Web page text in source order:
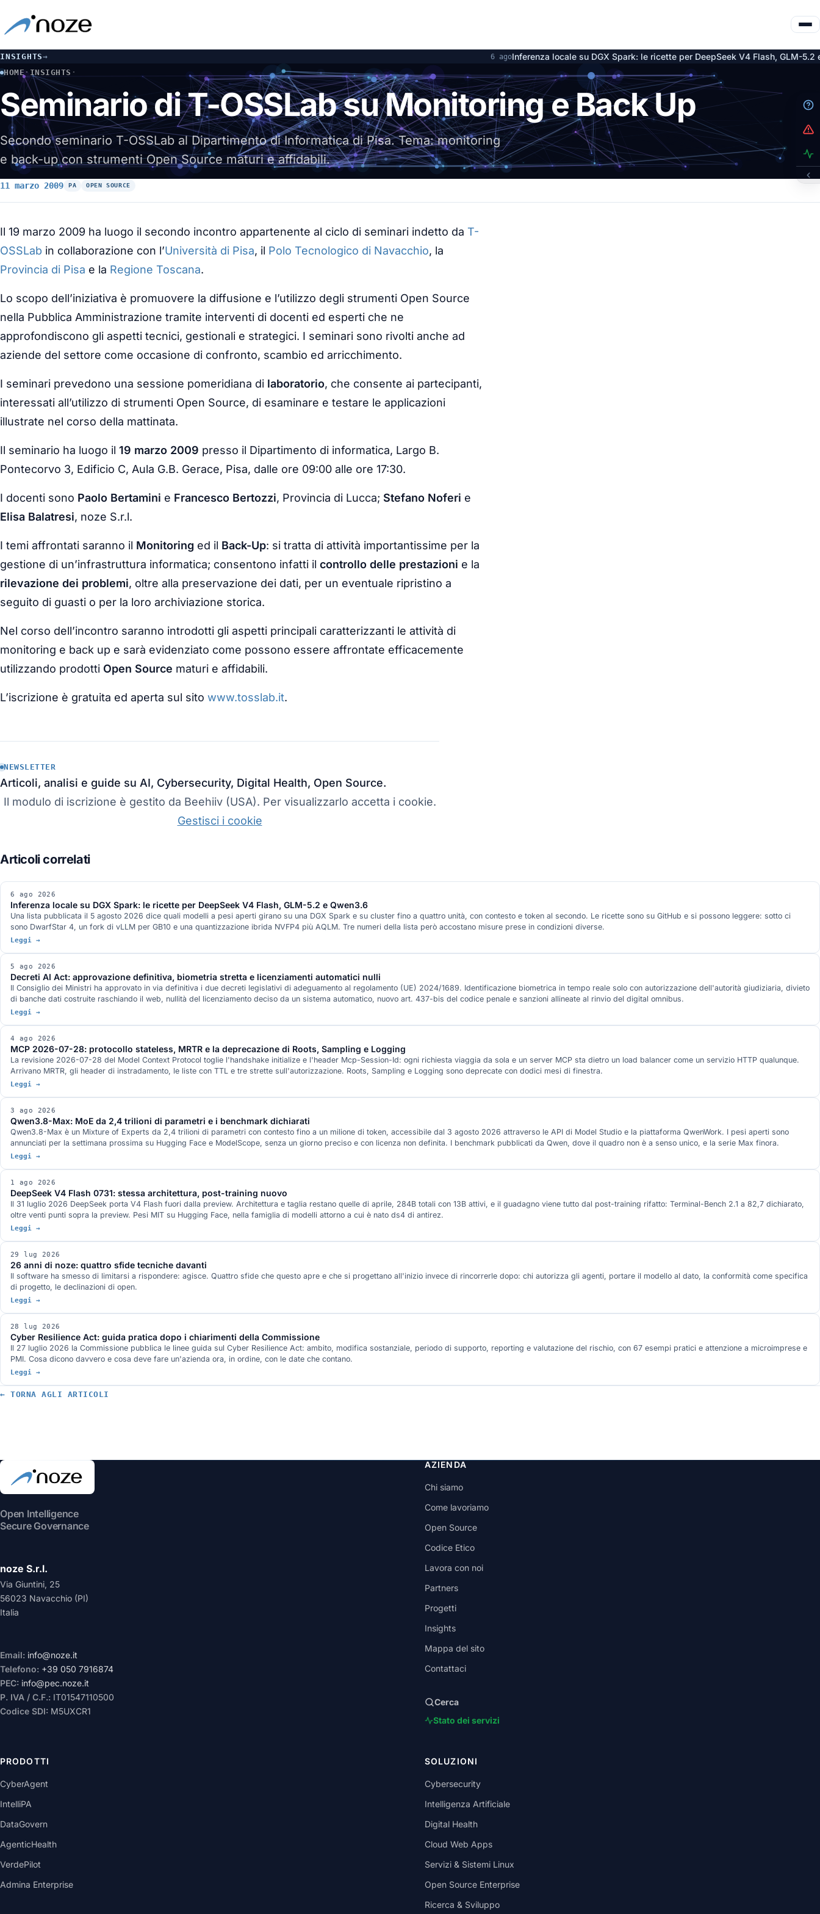
INSIGHTS→ Inferenza locale su DGX Spark: le ricette per DeepSeek V4 Flash, GLM-5.2 e Qwen3.6
HOME· INSIGHTS ·
SEMINARIO DI T-OSSLAB SU MONITORING E BACK UP
Seminario di T-OSSLab su Monitoring e Back Up
Secondo seminario T-OSSLab al Dipartimento di Informatica di Pisa. Tema: monitoring
e back-up con strumenti Open Source maturi e affidabili.
11 marzo 2009 PA OPEN SOURCE
6 ago 2026
Inferenza locale su DGX Spark: le ricette per DeepSeek V4 Flash, GLM-5.2 e Qwen3.6
Una lista pubblicata il 5 agosto 2026 dice quali modelli a pesi aperti girano su una DGX Spark e su cluster fino a quattro unità, con contesto e token al secondo. Le ricette sono su GitHub e si possono leggere: sotto ci
sono DwarfStar 4, un fork di vLLM per GB10 e una quantizzazione ibrida NVFP4 più AQLM. Tre numeri della lista però accostano misure prese in condizioni diverse.
Leggi →
5 ago 2026
Decreti AI Act: approvazione definitiva, biometria stretta e licenziamenti automatici nulli
Il Consiglio dei Ministri ha approvato in via definitiva i due decreti legislativi di adeguamento al regolamento (UE) 2024/1689. Identificazione biometrica in tempo reale solo con autorizzazione dell'autorità giudiziaria, divieto
di banche dati costruite raschiando il web, nullità del licenziamento deciso da un sistema automatico, nuovo art. 437-bis del codice penale e sanzioni allineate al rinvio del digital omnibus.
Leggi →
4 ago 2026
MCP 2026-07-28: protocollo stateless, MRTR e la deprecazione di Roots, Sampling e Logging
La revisione 2026-07-28 del Model Context Protocol toglie l'handshake initialize e l'header Mcp-Session-Id: ogni richiesta viaggia da sola e un server MCP sta dietro un load balancer come un servizio HTTP qualunque.
Arrivano MRTR, gli header di instradamento, le liste con TTL e tre strette sull'autorizzazione. Roots, Sampling e Logging sono deprecate con dodici mesi di finestra.
Leggi →
3 ago 2026
Qwen3.8-Max: MoE da 2,4 trilioni di parametri e i benchmark dichiarati
Qwen3.8-Max è un Mixture of Experts da 2,4 trilioni di parametri con contesto fino a un milione di token, accessibile dal 3 agosto 2026 attraverso le API di Model Studio e la piattaforma QwenWork. I pesi aperti sono
annunciati per la settimana prossima su Hugging Face e ModelScope, senza un giorno preciso e con licenza non definita. I benchmark pubblicati da Qwen, dove il quadro non è a senso unico, e la serie Max finora.
Leggi →
1 ago 2026
DeepSeek V4 Flash 0731: stessa architettura, post-training nuovo
Il 31 luglio 2026 DeepSeek porta V4 Flash fuori dalla preview. Architettura e taglia restano quelle di aprile, 284B totali con 13B attivi, e il guadagno viene tutto dal post-training rifatto: Terminal-Bench 2.1 a 82,7 dichiarato,
oltre venti punti sopra la preview. Pesi MIT su Hugging Face, nella famiglia di modelli attorno a cui è nato ds4 di antirez.
Leggi →
29 lug 2026
26 anni di noze: quattro sfide tecniche davanti
Il software ha smesso di limitarsi a rispondere: agisce. Quattro sfide che questo apre e che si progettano all'inizio invece di rincorrerle dopo: chi autorizza gli agenti, portare il modello al dato, la conformità come specifica
di progetto, le declinazioni di open.
Leggi →
28 lug 2026
Cyber Resilience Act: guida pratica dopo i chiarimenti della Commissione
Il 27 luglio 2026 la Commissione pubblica le linee guida sul Cyber Resilience Act: ambito, modifica sostanziale, periodo di supporto, reporting e valutazione del rischio, con 67 esempi pratici e attenzione a microimprese e
PMI. Cosa dicono davvero e cosa deve fare un'azienda ora, in ordine, con le date che contano.
Leggi →
Il 19 marzo 2009 ha luogo il secondo incontro appartenente al ciclo di seminari indetto da T-
OSSLab in collaborazione con l’Università di Pisa, il Polo Tecnologico di Navacchio, la
Provincia di Pisa e la Regione Toscana.
Lo scopo dell’iniziativa è promuovere la diffusione e l’utilizzo degli strumenti Open Source
nella Pubblica Amministrazione tramite interventi di docenti ed esperti che ne
approfondiscono gli aspetti tecnici, gestionali e strategici. I seminari sono rivolti anche ad
aziende del settore come occasione di confronto, scambio ed arricchimento.
I seminari prevedono una sessione pomeridiana di laboratorio, che consente ai partecipanti,
interessati all’utilizzo di strumenti Open Source, di esaminare e testare le applicazioni
illustrate nel corso della mattinata.
Il seminario ha luogo il 19 marzo 2009 presso il Dipartimento di informatica, Largo B.
Pontecorvo 3, Edificio C, Aula G.B. Gerace, Pisa, dalle ore 09:00 alle ore 17:30.
I docenti sono Paolo Bertamini e Francesco Bertozzi, Provincia di Lucca; Stefano Noferi e
Elisa Balatresi, noze S.r.l.
I temi affrontati saranno il Monitoring ed il Back-Up: si tratta di attività importantissime per la
gestione di un’infrastruttura informatica; consentono infatti il controllo delle prestazioni e la
rilevazione dei problemi, oltre alla preservazione dei dati, per un eventuale ripristino a
seguito di guasti o per la loro archiviazione storica.
Nel corso dell’incontro saranno introdotti gli aspetti principali caratterizzanti le attività di
monitoring e back up e sarà evidenziato come possono essere affrontate efficacemente
utilizzando prodotti Open Source maturi e affidabili.
L’iscrizione è gratuita ed aperta sul sito www.tosslab.it.
NEWSLETTER
Articoli, analisi e guide su AI, Cybersecurity, Digital Health, Open Source.
Il modulo di iscrizione è gestito da Beehiiv (USA). Per visualizzarlo accetta i cookie.
Gestisci i cookie
← TORNA AGLI ARTICOLI
Open Intelligence
Secure Governance
noze S.r.l.
Via Giuntini, 25
56023 Navacchio (PI)
Italia
Email: info@noze.it
Telefono: +39 050 7916874
PEC: info@pec.noze.it
P. IVA / C.F.: IT01547110500
Codice SDI: M5UXCR1
AZIENDA
Chi siamo
Come lavoriamo
Open Source
Codice Etico
Lavora con noi
Partners
Progetti
Insights
Mappa del sito
Contattaci
Cerca
Stato dei servizi
PRODOTTI
CyberAgent
IntelliPA
DataGovern
AgenticHealth
VerdePilot
Admina Enterprise
SOLUZIONI
Cybersecurity
Intelligenza Artificiale
Digital Health
Cloud Web Apps
Servizi & Sistemi Linux
Open Source Enterprise
Ricerca & Sviluppo